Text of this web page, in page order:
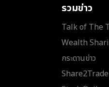
รวมข่าว
Talk of The
Wealth
กระดานข่าว